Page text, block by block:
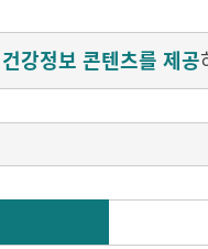
강정보 콘텐츠를 제공
문들을 한 영상에 담
소하지만 중요한 궁금